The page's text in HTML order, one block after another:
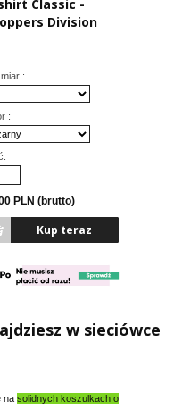
Classic -
Division
:
:
PLN (brutto)
w sieciówce
na solidnych koszulkach o